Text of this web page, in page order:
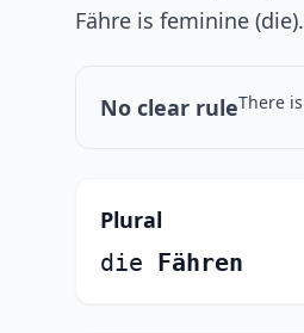
Fähre is feminine
No clear ruleThere
Plural
die Fähren